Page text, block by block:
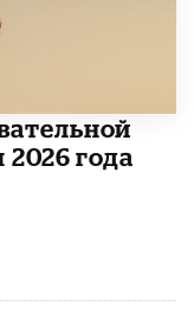
года